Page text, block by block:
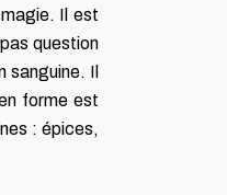
Il est
question
sanguine. Il
forme est
: épices,